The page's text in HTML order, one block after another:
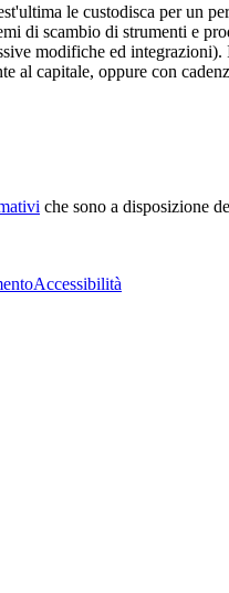
le custodisca per un
di scambio di strumenti e
modifiche ed integrazioni).
al capitale, oppure con
che sono a disposizione
Accessibilità